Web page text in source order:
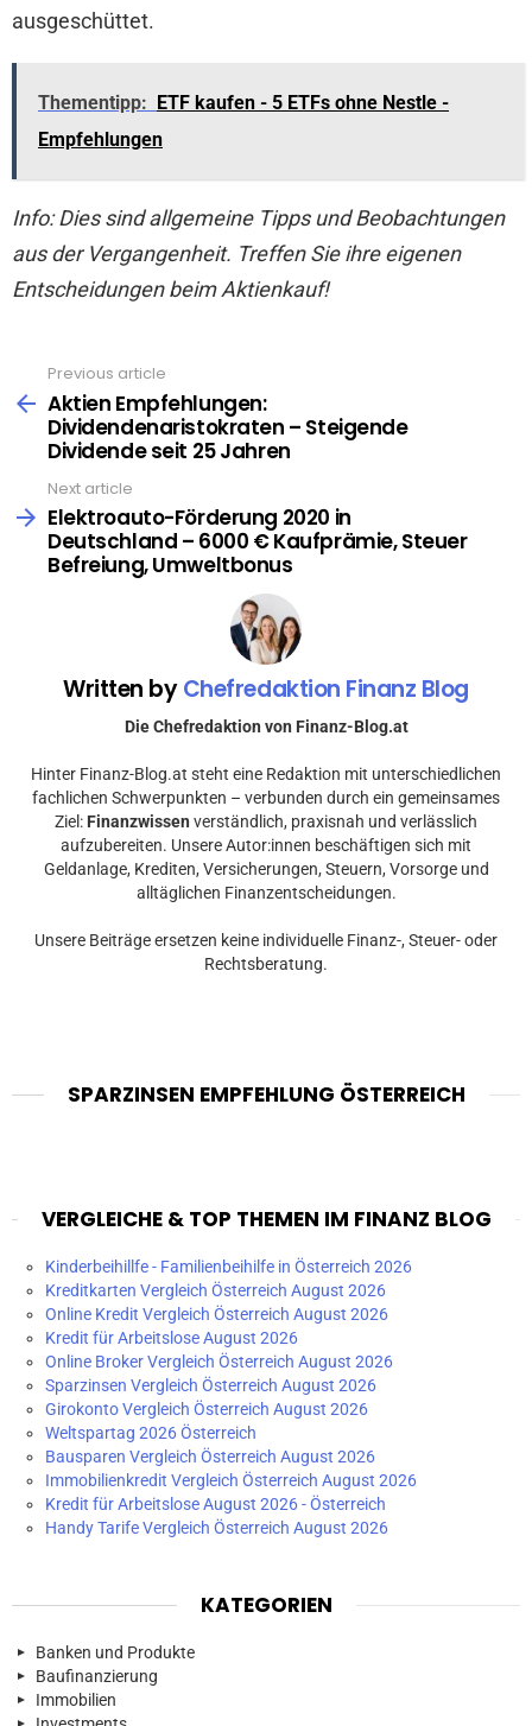
ausgeschüttet.
Thementipp: ETF kaufen - 5 ETFs ohne Nestle -
Empfehlungen
Info: Dies sind allgemeine Tipps und Beobachtungen
aus der Vergangenheit. Treffen Sie ihre eigenen
Entscheidungen beim Aktienkauf!
more
Previous article
Aktien Empfehlungen:
Dividendenaristokraten – Steigende
Dividende seit 25 Jahren
Next article
Elektroauto-Förderung 2020 in
Deutschland – 6000 € Kaufprämie, Steuer
Befreiung, Umweltbonus
Written byChefredaktion Finanz Blog
Die Chefredaktion von Finanz-Blog.at
Hinter Finanz-Blog.at steht eine Redaktion mit unterschiedlichen
fachlichen Schwerpunkten – verbunden durch ein gemeinsames
Ziel: Finanzwissen verständlich, praxisnah und verlässlich
aufzubereiten. Unsere Autor:innen beschäftigen sich mit
Geldanlage, Krediten, Versicherungen, Steuern, Vorsorge und
alltäglichen Finanzentscheidungen.
Unsere Beiträge ersetzen keine individuelle Finanz-, Steuer- oder
Rechtsberatung.
SPARZINSEN EMPFEHLUNG ÖSTERREICH
VERGLEICHE & TOP THEMEN IM FINANZ BLOG
Kinderbeihillfe - Familienbeihilfe in Österreich 2026
Kreditkarten Vergleich Österreich August 2026
Online Kredit Vergleich Österreich August 2026
Kredit für Arbeitslose August 2026
Online Broker Vergleich Österreich August 2026
Sparzinsen Vergleich Österreich August 2026
Girokonto Vergleich Österreich August 2026
Weltspartag 2026 Österreich
Bausparen Vergleich Österreich August 2026
Immobilienkredit Vergleich Österreich August 2026
Kredit für Arbeitslose August 2026 - Österreich
Handy Tarife Vergleich Österreich August 2026
KATEGORIEN
Banken und Produkte
Baufinanzierung
Immobilien